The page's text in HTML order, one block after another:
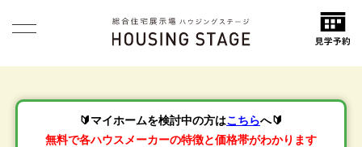
🔰マイホームを検討中の方はこちらへ🔰
無料で各ハウスメーカーの特徴と価格帯がわかります